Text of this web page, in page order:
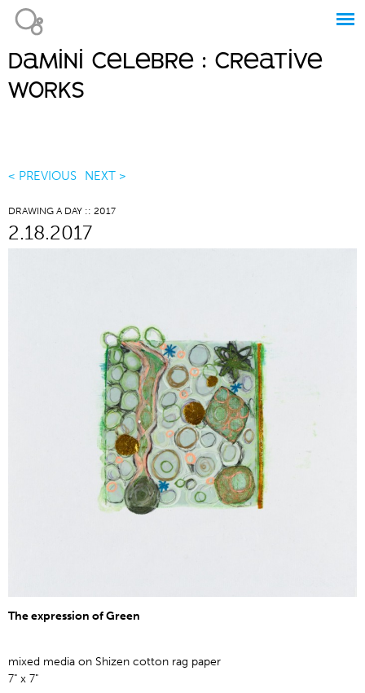
Main
menu
damini celebre : creative
works
< PREVIOUS NEXT >
DRAWING A DAY :: 2017
2.18.2017
The expression of Green
mixed media on Shizen cotton rag paper
7" x 7"